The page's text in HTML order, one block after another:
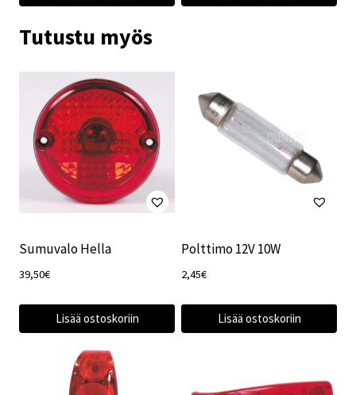
Tutustu myös
Sumuvalo Hella
39,50€
Lisää ostoskoriin
Polttimo 12V 10W
2,45€
Lisää ostoskoriin